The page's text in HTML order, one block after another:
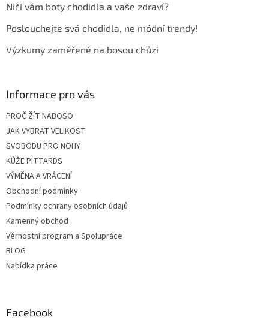
Ničí vám boty chodidla a vaše zdraví?
Poslouchejte svá chodidla, ne módní trendy!
Výzkumy zaměřené na bosou chůzi
Informace pro vás
PROČ ŽÍT NABOSO
JAK VYBRAT VELIKOST
SVOBODU PRO NOHY
KŮŽE PITTARDS
VÝMĚNA A VRÁCENÍ
Obchodní podmínky
Podmínky ochrany osobních údajů
Kamenný obchod
Věrnostní program a Spolupráce
BLOG
Nabídka práce
Facebook